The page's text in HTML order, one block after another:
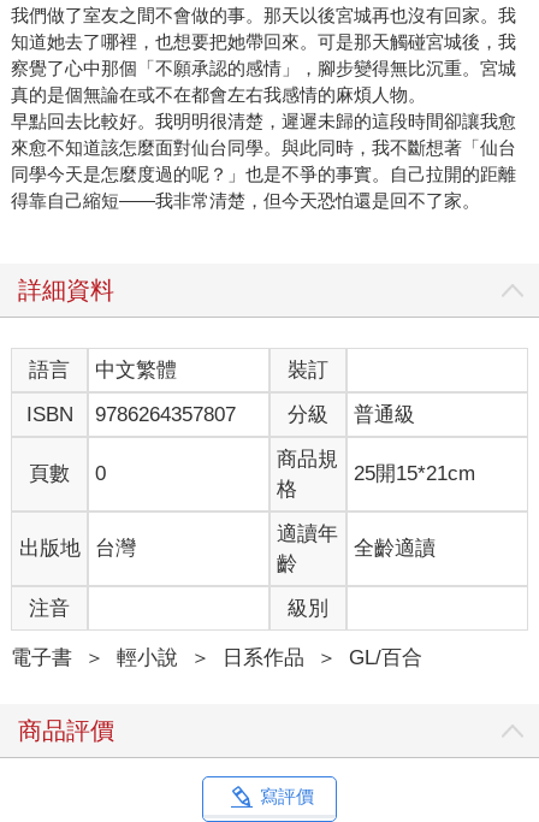
我們做了室友之間不會做的事。那天以後宮城再也沒有回家。我
知道她去了哪裡，也想要把她帶回來。可是那天觸碰宮城後，我
察覺了心中那個「不願承認的感情」，腳步變得無比沉重。宮城
真的是個無論在或不在都會左右我感情的麻煩人物。
早點回去比較好。我明明很清楚，遲遲未歸的這段時間卻讓我愈
來愈不知道該怎麼面對仙台同學。與此同時，我不斷想著「仙台
同學今天是怎麼度過的呢？」也是不爭的事實。自己拉開的距離
得靠自己縮短——我非常清楚，但今天恐怕還是回不了家。
詳細資料
語言 中文繁體
裝訂
ISBN
9786264357807 分級 普通級
頁數 0
商品規
格
25開15*21cm
出版地 台灣
適讀年
齡
全齡適讀
注音 級別
電子書 ＞ 輕小說 ＞ 日系作品 ＞ GL/百合
商品評價
寫評價